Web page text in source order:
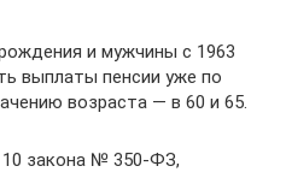
и мужчины с 1963
выплаты пенсии уже по
возраста — в 60 и 65.
закона № 350-ФЗ,